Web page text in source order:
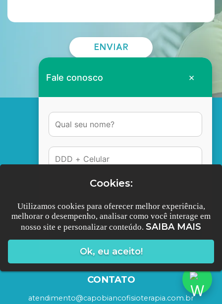
ACESSO RÁPIDO
DOMICILIAR
CORPORATIVO
LOJA
BLOG
CONTATO
atendimento@capobiancofisioterapia.com.br
Cookies:
Utilizamos cookies para oferecer melhor experiência,
melhorar o desempenho, analisar como você interage em
nosso site e personalizar conteúdo. SAIBA MAIS
Ok, eu aceito!
Fale conosco ×
Conversar no Whatsapp